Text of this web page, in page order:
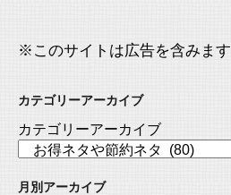
※このサイトは広告を含みます
カテゴリーアーカイブ
カテゴリーアーカイブ
月別アーカイブ